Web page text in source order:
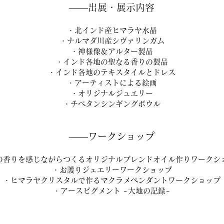
——出展・展示内容
・北インド産ヒマラヤ水晶
・ナルマダ川産シヴァリンガム
・神様像＆アルター製品
・インド各地の聖なる香りの製品
・インド各地のテキスタイルとドレス
・アーティストによる絵画
・オリジナルジュエリー
・チベタンシンギングボウル
——ワークショップ
香りを感じながらつくるオリジナルブレンドオイル作りワークシ
・お護りジュエリーワークショップ
・ヒマラヤクリスタルで作るマクラメペンダントワークショップ
・アースピグメント ~大地の記録~